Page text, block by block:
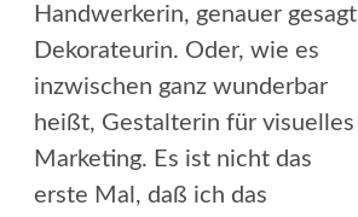
Handwerkerin, genauer gesagt
Dekorateurin. Oder, wie es
inzwischen ganz wunderbar
heißt, Gestalterin für visuelles
Marketing. Es ist nicht das
erste Mal, daß ich das